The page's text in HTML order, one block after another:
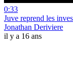
0:33
Juve reprend les
Jonathan Deriviere
il y a 16 ans